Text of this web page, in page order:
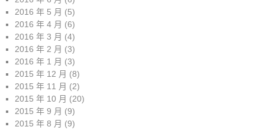
2016 年 5 月 (5)
2016 年 4 月 (6)
2016 年 3 月 (4)
2016 年 2 月 (3)
2016 年 1 月 (3)
2015 年 12 月 (8)
2015 年 11 月 (2)
2015 年 10 月 (20)
2015 年 9 月 (9)
2015 年 8 月 (9)